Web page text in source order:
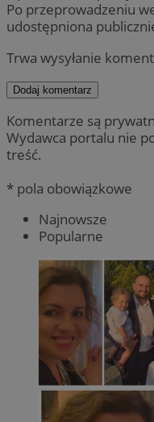
Po przeprowadzeniu
udostępniona
Trwa wysyłanie
Dodaj komentarz
Komentarze są
Wydawca portalu nie
treść.
* pola obowiązkowe
Najnowsze
Popularne